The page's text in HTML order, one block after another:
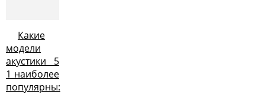
Какие
модели
акустики 5
1 наиболее
популярны: